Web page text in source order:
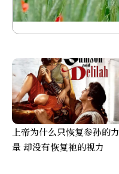
上帝为什么只恢复参孙的力
量 却没有恢复祂的视力